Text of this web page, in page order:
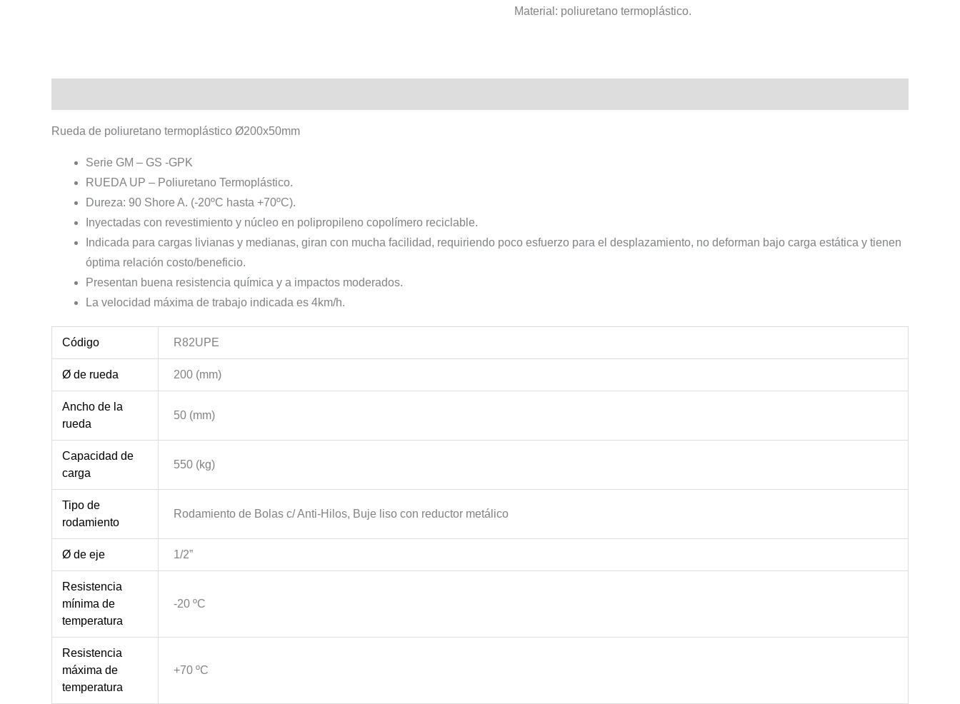
Material: poliuretano termoplástico.
Rueda de poliuretano termoplástico Ø200x50mm
Serie GM – GS -GPK
RUEDA UP – Poliuretano Termoplástico.
Dureza: 90 Shore A. (-20ºC hasta +70ºC).
Inyectadas con revestimiento y núcleo en polipropileno copolímero reciclable.
Indicada para cargas livianas y medianas, giran con mucha facilidad, requiriendo poco esfuerzo para el desplazamiento, no deforman bajo carga estática y tienen
óptima relación costo/beneficio.
Presentan buena resistencia química y a impactos moderados.
La velocidad máxima de trabajo indicada es 4km/h.
Código R82UPE
Ø de rueda 200 (mm)
Ancho de la
rueda
50 (mm)
Capacidad de
carga
550 (kg)
Tipo de
rodamiento
Rodamiento de Bolas c/ Anti-Hilos, Buje liso con reductor metálico
Ø de eje 1/2”
Resistencia
mínima de
temperatura
-20 ºC
Resistencia
máxima de
temperatura
+70 ºC